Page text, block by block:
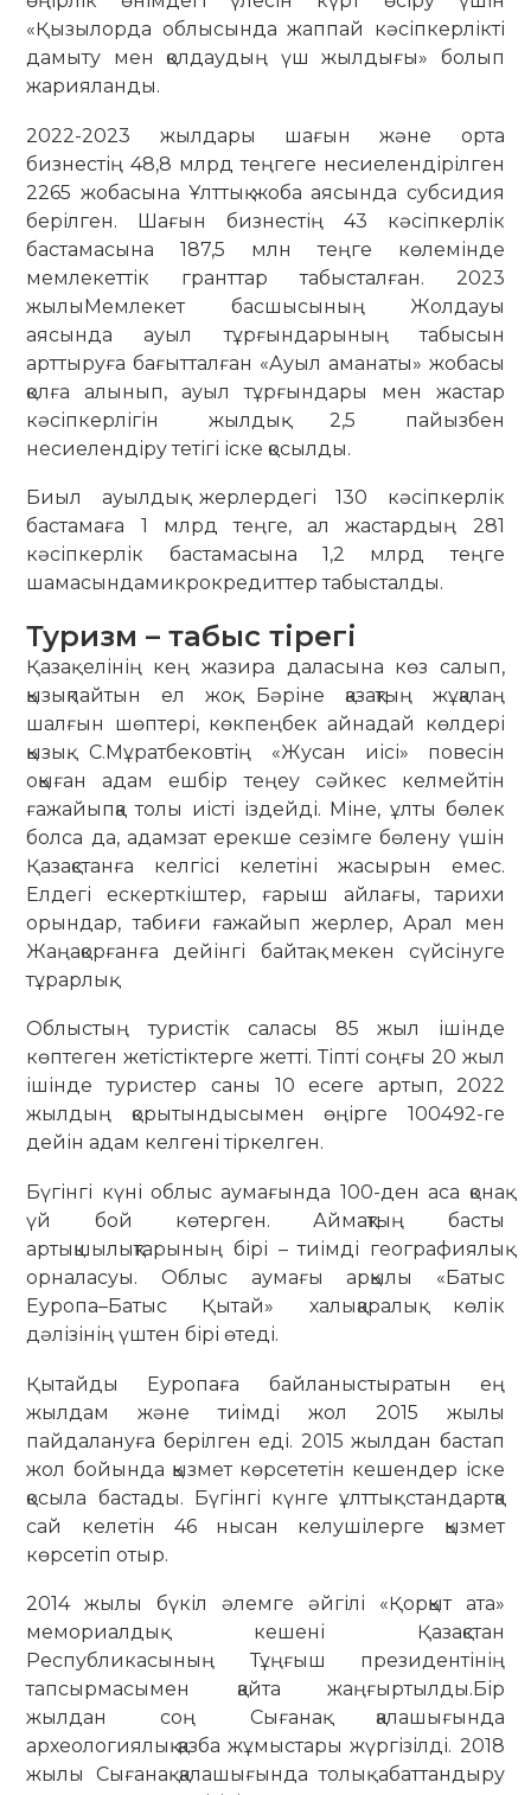
«Қызылорда облысында жаппай кәсіпкерлікті
дамыту мен қолдаудың үш жылдығы» болып
жарияланды.
2022-2023 жылдары шағын және орта
бизнестің 48,8 млрд теңгеге несиелендірілген
2265 жобасына Ұлттық жоба аясында субсидия
берілген. Шағын бизнестің 43 кәсіпкерлік
бастамасына 187,5 млн теңге көлемінде
мемлекеттік гранттар табысталған. 2023
жылыМемлекет басшысының Жолдауы
аясында ауыл тұрғындарының табысын
арттыруға бағытталған «Ауыл аманаты» жобасы
қолға алынып, ауыл тұрғындары мен жастар
кәсіпкерлігін жылдық 2,5 пайызбен
несиелендіру тетігі іске қосылды.
Биыл ауылдық жерлердегі 130 кәсіпкерлік
бастамаға 1 млрд теңге, ал жастардың 281
кәсіпкерлік бастамасына 1,2 млрд теңге
шамасындамикрокредиттер табысталды.
Туризм – табыс тірегі
Қазақ елінің кең жазира даласына көз салып,
қызықпайтын ел жоқ. Бәріне қазақтың жұқалаң
шалғын шөптері, көкпеңбек айнадай көлдері
қызық. С.Мұратбековтің «Жусан иісі» повесін
оқыған адам ешбір теңеу сәйкес келмейтін
ғажайыпқа толы иісті іздейді. Міне, ұлты бөлек
болса да, адамзат ерекше сезімге бөлену үшін
Қазақстанға келгісі келетіні жасырын емес.
Елдегі ескерткіштер, ғарыш айлағы, тарихи
орындар, табиғи ғажайып жерлер, Арал мен
Жаңақорғанға дейінгі байтақ мекен сүйсінуге
тұрарлық.
Облыстың туристік саласы 85 жыл ішінде
көптеген жетістіктерге жетті. Тіпті соңғы 20 жыл
ішінде туристер саны 10 есеге артып, 2022
жылдың қорытындысымен өңірге 100492-ге
дейін адам келгені тіркелген.
Бүгінгі күні облыс аумағында 100-ден аса қонақ
үй бой көтерген. Аймақтың басты
артықшылықтарының бірі – тиімді географиялық
орналасуы. Облыс аумағы арқылы «Батыс
Еуропа–Батыс Қытай» халықаралық көлік
дәлізінің үштен бірі өтеді.
Қытайды Еуропаға байланыстыратын ең
жылдам және тиімді жол 2015 жылы
пайдалануға берілген еді. 2015 жылдан бастап
жол бойында қызмет көрсететін кешендер іске
қосыла бастады. Бүгінгі күнге ұлттық стандартқа
сай келетін 46 нысан келушілерге қызмет
көрсетіп отыр.
2014 жылы бүкіл әлемге әйгілі «Қорқыт ата»
мемориалдық кешені Қазақстан
Республикасының Тұңғыш президентінің
тапсырмасымен қайта жаңғыртылды.Бір
жылдан соң Сығанақ қалашығында
археологиялық қазба жұмыстары жүргізілді. 2018
жылы Сығанақ қалашығында толық абаттандыру